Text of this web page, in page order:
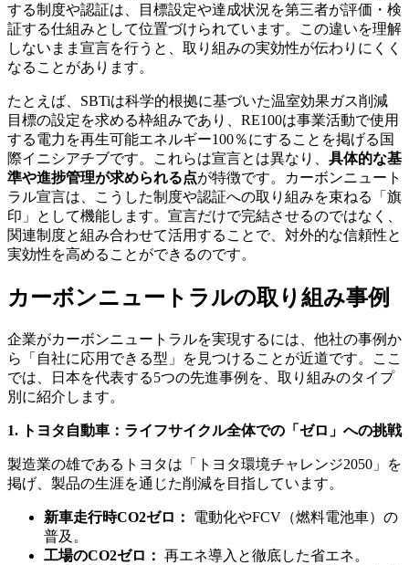
する制度や認証は、目標設定や達成状況を第三者が評価・検
証する仕組みとして位置づけられています。この違いを理解
しないまま宣言を行うと、取り組みの実効性が伝わりにくく
なることがあります。
たとえば、SBTiは科学的根拠に基づいた温室効果ガス削減
目標の設定を求める枠組みであり、RE100は事業活動で使用
する電力を再生可能エネルギー100％にすることを掲げる国
際イニシアチブです。これらは宣言とは異なり、 具体的な基
準や進捗管理が求められる点が特徴です。カーボンニュート
ラル宣言は、こうした制度や認証への取り組みを束ねる「旗
印」として機能します。宣言だけで完結させるのではなく、
関連制度と組み合わせて活用することで、対外的な信頼性と
実効性を高めることができるのです。
カーボンニュートラルの取り組み事例
企業がカーボンニュートラルを実現するには、他社の事例か
ら「自社に応用できる型」を見つけることが近道です。ここ
では、日本を代表する5つの先進事例を、取り組みのタイプ
別に紹介します。
1. トヨタ自動車：ライフサイクル全体での「ゼロ」への挑戦
製造業の雄であるトヨタは「トヨタ環境チャレンジ2050」を
掲げ、製品の生涯を通じた削減を目指しています。
新車走行時CO2ゼロ：
電動化やFCV（燃料電池車）の
普及。
工場のCO2ゼロ： 再エネ導入と徹底した省エネ。